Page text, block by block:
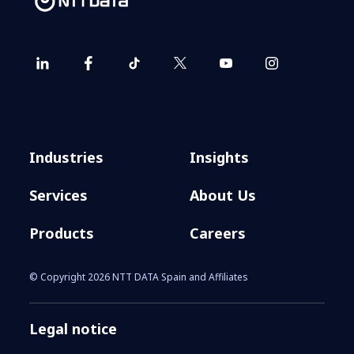
Industries
Services
Products
Insights
About Us
Careers
© Copyright 2026 NTT DATA Spain and Affiliates
Legal notice